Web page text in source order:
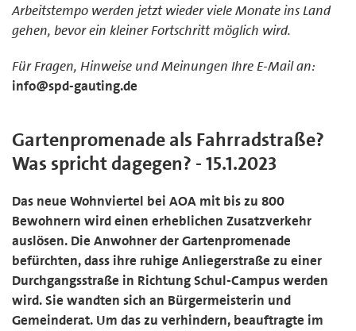
Arbeitstempo werden jetzt wieder viele Monate ins Land
gehen, bevor ein kleiner Fortschritt möglich wird.
Für Fragen, Hinweise und Meinungen Ihre E-Mail an:
info@spd-gauting.de
Gartenpromenade als Fahrradstraße?
Was spricht dagegen? - 15.1.2023
Das neue Wohnviertel bei AOA mit bis zu 800
Bewohnern wird einen erheblichen Zusatzverkehr
auslösen. Die Anwohner der Gartenpromenade
befürchten, dass ihre ruhige Anliegerstraße zu einer
Durchgangsstraße in Richtung Schul-Campus werden
wird. Sie wandten sich an Bürgermeisterin und
Gemeinderat. Um das zu verhindern, beauftragte im